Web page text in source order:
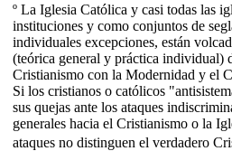
º La Iglesia Católica y casi todas las
instituciones y como conjuntos de
individuales excepciones, están
(teórica general y práctica individual)
Cristianismo con la Modernidad y el
Si los cristianos o católicos
sus quejas ante los ataques
generales hacia el Cristianismo o la
ataques no distinguen el verdadero